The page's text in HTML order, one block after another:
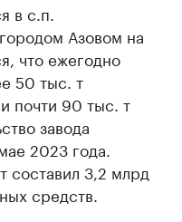
в с.п.
Азовом на
что ежегодно
50 тыс. т
почти 90 тыс. т
завода
2023 года.
составил 3,2 млрд
средств.